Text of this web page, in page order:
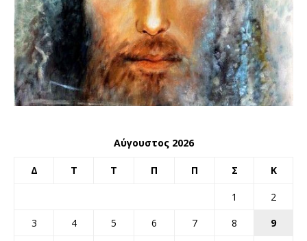
Αύγουστος 2026
Δ Τ Τ Π Π Σ Κ
1
2
3
4 5 6 7 8
9